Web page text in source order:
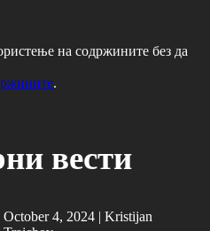
на содржините без да
.
вести
October 4, 2024 |Kristijan